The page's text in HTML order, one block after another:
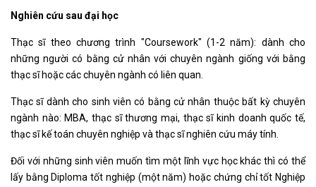
Nghiên cứu sau đại học
Thạc sĩ theo chương trình "Coursework" (1-2 năm): dành cho
những người có bằng cử nhân với chuyên ngành giống với bằng
thạc sĩ hoặc các chuyên ngành có liên quan.
Thạc sĩ dành cho sinh viên có bằng cử nhân thuộc bất kỳ chuyên
ngành nào: MBA, thạc sĩ thương mại, thạc sĩ kinh doanh quốc tế,
thạc sĩ kế toán chuyên nghiệp và thạc sĩ nghiên cứu máy tính.
Đối với những sinh viên muốn tìm một lĩnh vực học khác thì có thể
lấy bằng Diploma tốt nghiệp (một năm) hoặc chứng chỉ tốt Nghiệp